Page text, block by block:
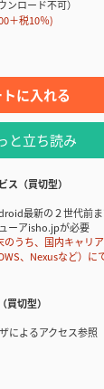
ンロード不可）
＋税10％)
に入れる
と立ち読み
ス（買切型）
最新の２世代前
ーアisho.jpが必要
うち、国内キャリ
、Nexusなど）
買切型）
によるアクセス参照